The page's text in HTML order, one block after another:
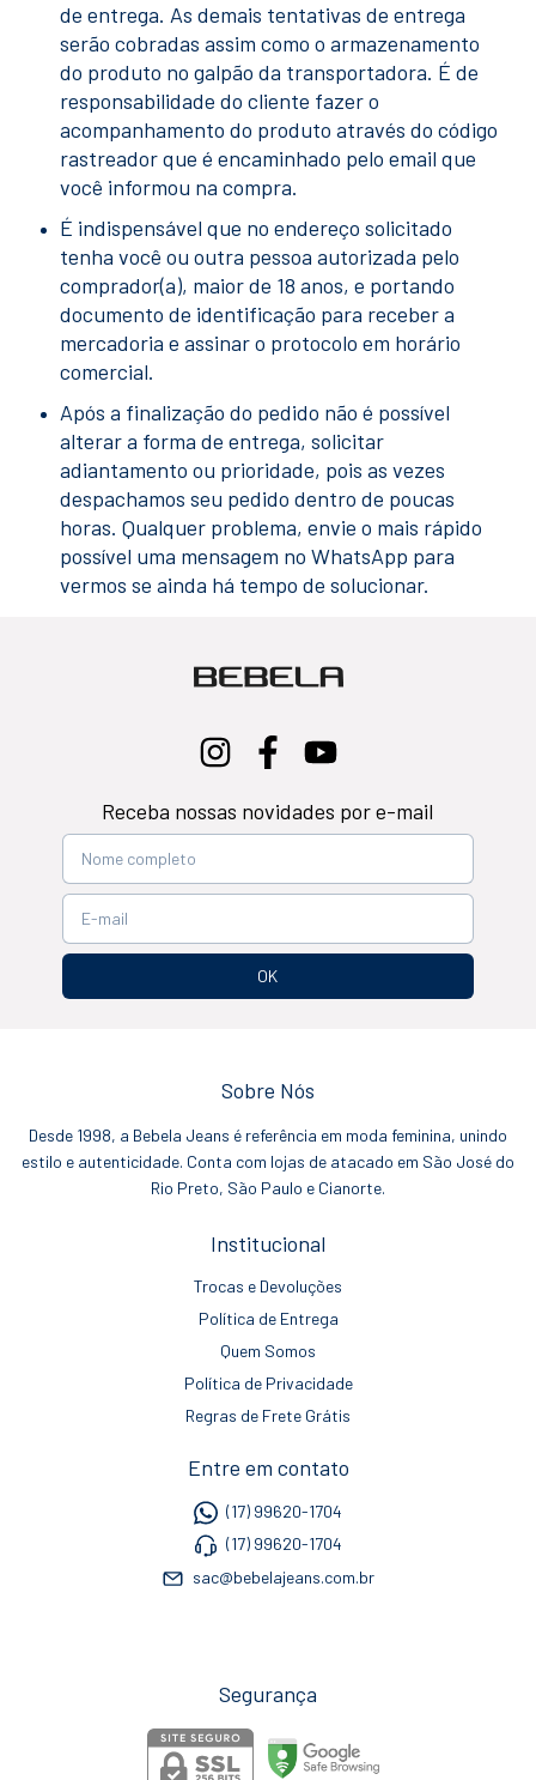
de entrega. As demais tentativas de entrega
serão cobradas assim como o armazenamento
do produto no galpão da transportadora. É de
responsabilidade do cliente fazer o
acompanhamento do produto através do código
rastreador que é encaminhado pelo email que
você informou na compra.
É indispensável que no endereço solicitado
tenha você ou outra pessoa autorizada pelo
comprador(a), maior de 18 anos, e portando
documento de identificação para receber a
mercadoria e assinar o protocolo em horário
comercial.
Após a finalização do pedido não é possível
alterar a forma de entrega, solicitar
adiantamento ou prioridade, pois as vezes
despachamos seu pedido dentro de poucas
horas. Qualquer problema, envie o mais rápido
possível uma mensagem no WhatsApp para
vermos se ainda há tempo de solucionar.
Receba nossas novidades por e-mail
Sobre Nós
Desde 1998, a Bebela Jeans é referência em moda feminina, unindo
estilo e autenticidade. Conta com lojas de atacado em São José do
Rio Preto, São Paulo e Cianorte.
Institucional
Trocas e Devoluções
Política de Entrega
Quem Somos
Política de Privacidade
Regras de Frete Grátis
Entre em contato
(17) 99620-1704
(17) 99620-1704
sac@bebelajeans.com.br
Segurança